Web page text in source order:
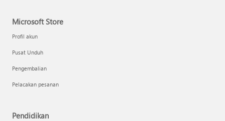
Microsoft Store
Profil akun
Pusat Unduh
Pengembalian
Pelacakan pesanan
Pendidikan